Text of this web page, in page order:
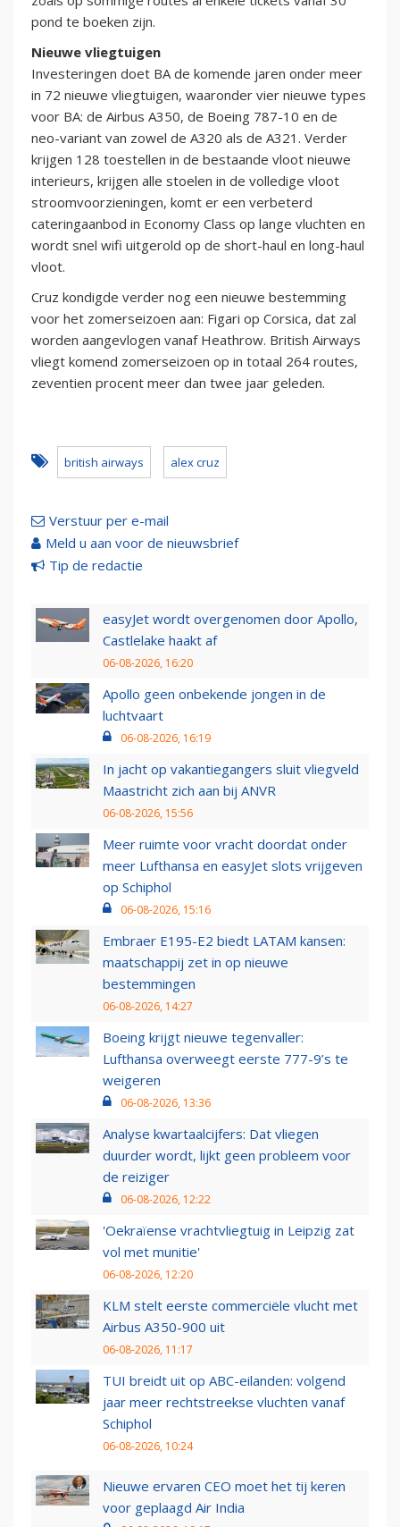
pond te boeken zijn.
Nieuwe vliegtuigen
Investeringen doet BA de komende jaren onder meer
in 72 nieuwe vliegtuigen, waaronder vier nieuwe types
voor BA: de Airbus A350, de Boeing 787-10 en de
neo-variant van zowel de A320 als de A321. Verder
krijgen 128 toestellen in de bestaande vloot nieuwe
interieurs, krijgen alle stoelen in de volledige vloot
stroomvoorzieningen, komt er een verbeterd
cateringaanbod in Economy Class op lange vluchten en
wordt snel wifi uitgerold op de short-haul en long-haul
vloot.
Cruz kondigde verder nog een nieuwe bestemming
voor het zomerseizoen aan: Figari op Corsica, dat zal
worden aangevlogen vanaf Heathrow. British Airways
vliegt komend zomerseizoen op in totaal 264 routes,
zeventien procent meer dan twee jaar geleden.
british airways alex cruz
Verstuur per e-mail
Meld u aan voor de nieuwsbrief
Tip de redactie
easyJet wordt overgenomen door Apollo,
Castlelake haakt af
06-08-2026, 16:20
Apollo geen onbekende jongen in de
luchtvaart
06-08-2026, 16:19
In jacht op vakantiegangers sluit vliegveld
Maastricht zich aan bij ANVR
06-08-2026, 15:56
Meer ruimte voor vracht doordat onder
meer Lufthansa en easyJet slots vrijgeven
op Schiphol
06-08-2026, 15:16
Embraer E195-E2 biedt LATAM kansen:
maatschappij zet in op nieuwe
bestemmingen
06-08-2026, 14:27
Boeing krijgt nieuwe tegenvaller:
Lufthansa overweegt eerste 777-9’s te
weigeren
06-08-2026, 13:36
Analyse kwartaalcijfers: Dat vliegen
duurder wordt, lijkt geen probleem voor
de reiziger
06-08-2026, 12:22
'Oekraïense vrachtvliegtuig in Leipzig zat
vol met munitie'
06-08-2026, 12:20
KLM stelt eerste commerciële vlucht met
Airbus A350-900 uit
06-08-2026, 11:17
TUI breidt uit op ABC-eilanden: volgend
jaar meer rechtstreekse vluchten vanaf
Schiphol
06-08-2026, 10:24
Nieuwe ervaren CEO moet het tij keren
voor geplaagd Air India